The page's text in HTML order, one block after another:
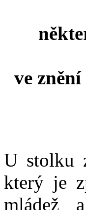
ve
U stolku
který je
mládež